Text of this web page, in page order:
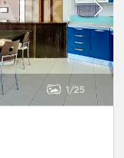
1 25